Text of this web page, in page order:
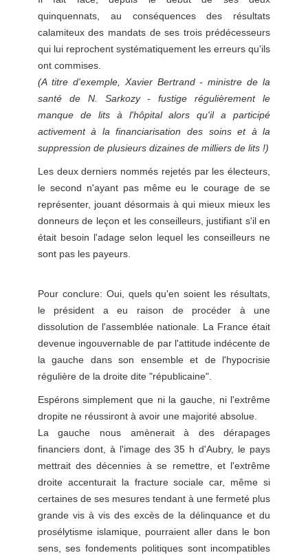
quinquennats, au conséquences des résultats
calamiteux des mandats de ses trois prédécesseurs
qui lui reprochent systématiquement les erreurs qu'ils
ont commises.
(A titre d'exemple, Xavier Bertrand - ministre de la
santé de N. Sarkozy - fustige régulièrement le
manque de lits à l'hôpital alors qu'il a participé
activement à la financiarisation des soins et à la
suppression de plusieurs dizaines de milliers de lits !)
Les deux derniers nommés rejetés par les électeurs,
le second n'ayant pas même eu le courage de se
représenter, jouant désormais à qui mieux mieux les
donneurs de leçon et les conseilleurs, justifiant s'il en
était besoin l'adage selon lequel les conseilleurs ne
sont pas les payeurs.
Pour conclure: Oui, quels qu'en soient les résultats,
le président a eu raison de procéder à une
dissolution de l'assemblée nationale. La France était
devenue ingouvernable de par l'attitude indécente de
la gauche dans son ensemble et de l'hypocrisie
régulière de la droite dite "républicaine".
Espérons simplement que ni la gauche, ni l'extrême
dropite ne réussiront à avoir une majorité absolue.
La gauche nous amènerait à des dérapages
financiers dont, à l'image des 35 h d'Aubry, le pays
mettrait des décennies à se remettre, et l'extrême
droite accenturait la fracture sociale car, même si
certaines de ses mesures tendant à une fermeté plus
grande vis à vis des excès de la délinquance et du
prosélytisme islamique, pourraient aller dans le bon
sens, ses fondements politiques sont incompatibles